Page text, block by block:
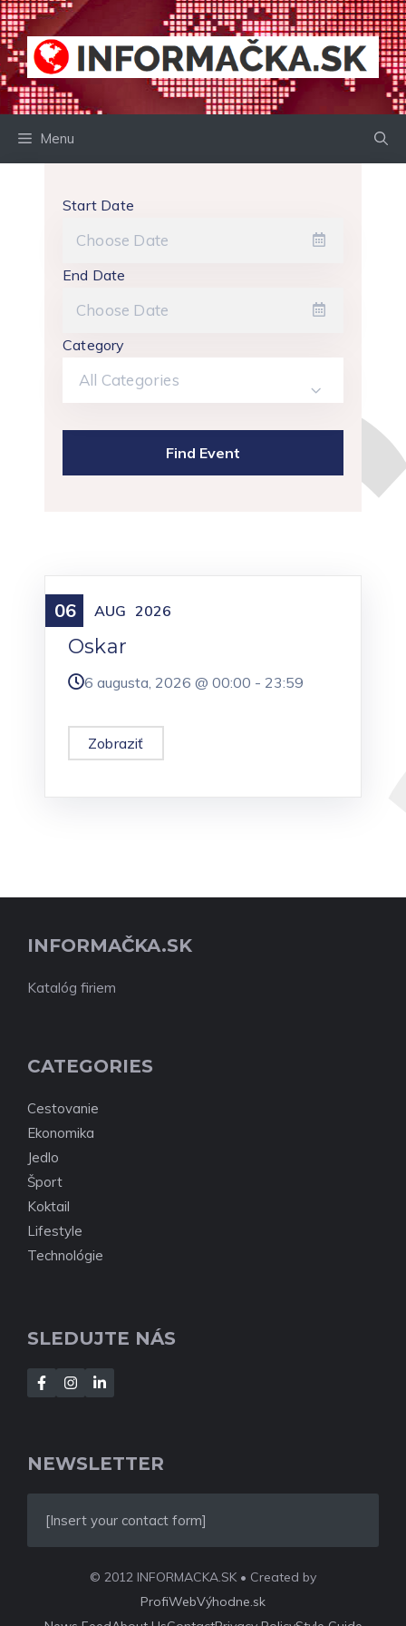
Preskočiť
na
obsah
Menu
Start Date
End Date
Category
All Categories
06 AUG 2026
Meniny
Oskar
6 augusta, 2026 @ 00:00 - 23:59
Zobraziť
INFORMAČKA.SK
Katalóg firiem
CATEGORIES
Cestovanie
Ekonomika
Jedlo
Šport
Koktail
Lifestyle
Technológie
SLEDUJTE NÁS
NEWSLETTER
[Insert your contact form]
© 2012 INFORMACKA.SK • Created by
ProfiWebVýhodne.sk